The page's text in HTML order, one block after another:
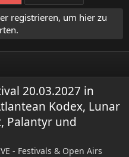
registrieren, um hier zu
20.03.2027 in
Kodex, Lunar
Palantyr und
- Festivals & Open Airs